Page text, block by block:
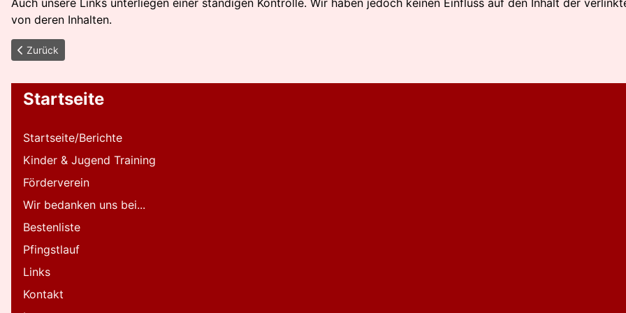
Startseite
Startseite/Berichte
Kinder & Jugend Training
Förderverein
Wir bedanken uns bei...
Bestenliste
Pfingstlauf
Links
Kontakt
Auch unsere Links unterliegen einer ständigen Kontrolle. Wir haben jedoch keinen Einfluss auf den Inhalt der
von deren Inhalten.
Vorheriger Beitrag: Halbmarathon Wiesbaden
Zurück